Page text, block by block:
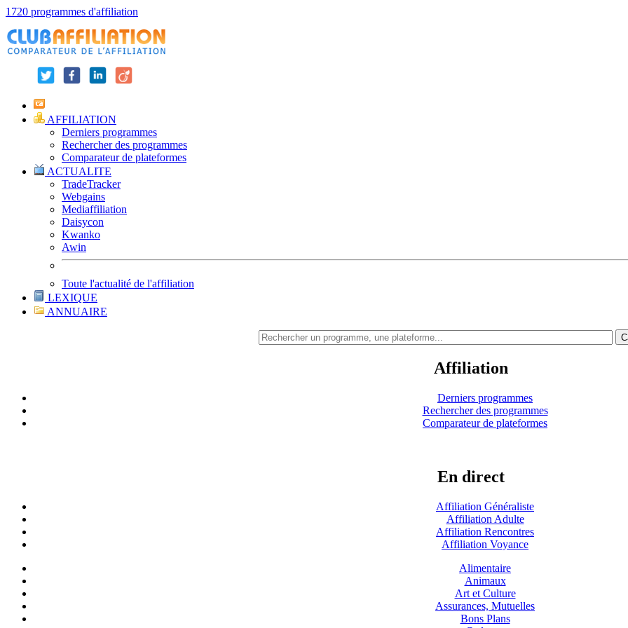
1720 programmes d'affiliation
AFFILIATION
Derniers programmes
Rechercher des programmes
Comparateur de plateformes
ACTUALITE
TradeTracker
Webgains
Mediaffiliation
Daisycon
Kwanko
Awin
Toute l'actualité de l'affiliation
LEXIQUE
ANNUAIRE
Affiliation
Derniers programmes
Rechercher des programmes
Comparateur de plateformes
En direct
Affiliation Généraliste
Affiliation Adulte
Affiliation Rencontres
Affiliation Voyance
Alimentaire
Animaux
Art et Culture
Assurances, Mutuelles
Bons Plans